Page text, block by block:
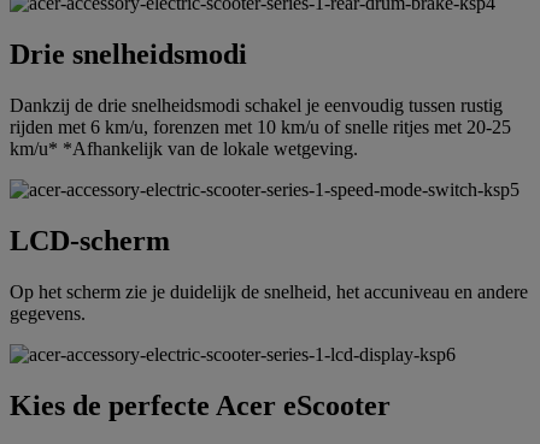
Drie snelheidsmodi
Dankzij de drie snelheidsmodi schakel je eenvoudig tussen rustig
rijden met 6 km/u, forenzen met 10 km/u of snelle ritjes met 20-25
km/u* *Afhankelijk van de lokale wetgeving.
LCD-scherm
Op het scherm zie je duidelijk de snelheid, het accuniveau en andere
gegevens.
Kies de perfecte Acer eScooter